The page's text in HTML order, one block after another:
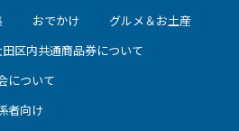
おでかけ グルメ＆お土産
田区内共通商品券について
について
者向け